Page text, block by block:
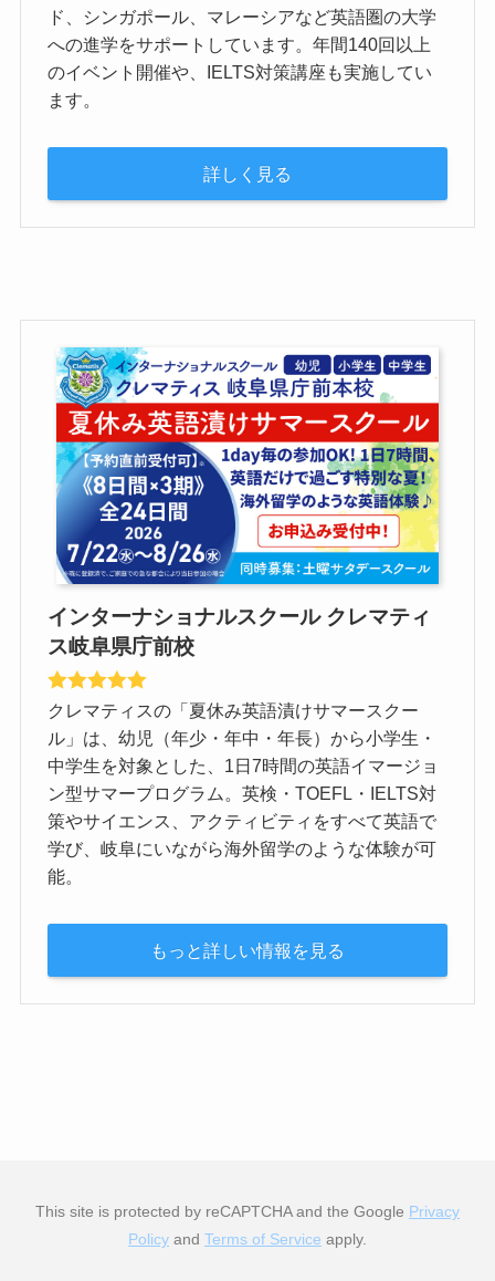
ド、シンガポール、マレーシアなど英語圏の大学
への進学をサポートしています。年間140回以上
のイベント開催や、IELTS対策講座も実施してい
ます。
詳しく見る
インターナショナルスクール クレマティ
ス岐阜県庁前校
クレマティスの「夏休み英語漬けサマースクー
ル」は、幼児（年少・年中・年長）から小学生・
中学生を対象とした、1日7時間の英語イマージョ
ン型サマープログラム。英検・TOEFL・IELTS対
策やサイエンス、アクティビティをすべて英語で
学び、岐阜にいながら海外留学のような体験が可
能。
もっと詳しい情報を見る
This site is protected by reCAPTCHA and the Google Privacy
Policy and Terms of Service apply.